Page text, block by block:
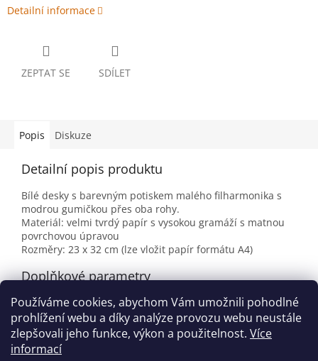
Používáme cookies, abychom Vám umožnili pohodlné
prohlížení webu a díky analýze provozu webu neustále
zlepšovali jeho funkce, výkon a použitelnost. Více
informací
Detailní informace
ZEPTAT SE SDÍLET
Popis Diskuze
Detailní popis produktu
Bílé desky s barevným potiskem malého filharmonika s
modrou gumičkou přes oba rohy.
Materiál: velmi tvrdý papír s vysokou gramáží s matnou
povrchovou úpravou
Rozměry: 23 x 32 cm (lze vložit papír formátu A4)
Doplňkové parametry
Kategorie: Pořadače na noty
EAN: 9120016975138